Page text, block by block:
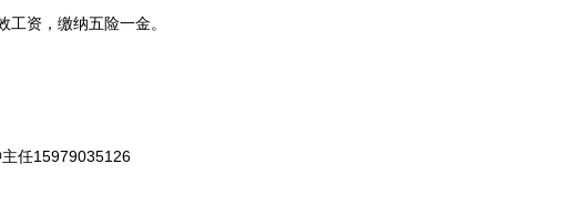
工资，缴纳五险一金。
任15979035126